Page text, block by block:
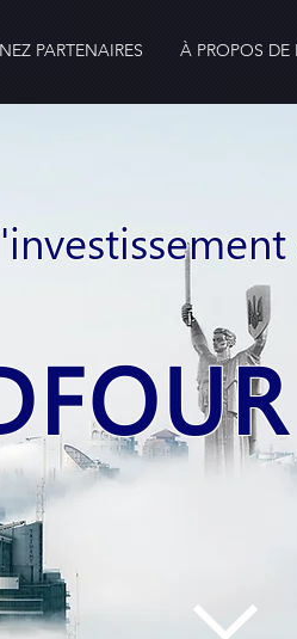
NEZ PARTENAIRES À PROPOS DE